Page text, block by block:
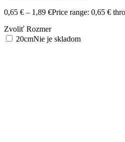
0,65 € – 1,89 €Price range: 0,65 €
Zvoliť Rozmer
20cmNie je skladom